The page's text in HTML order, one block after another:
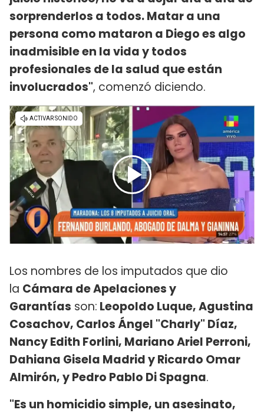
sorprenderlos a todos. Matar a una
persona como mataron a Diego es algo
inadmisible en la vida y todos
profesionales de la salud que están
involucrados", comenzó diciendo.
Los nombres de los imputados que dio
la Cámara de Apelaciones y
Garantías son: Leopoldo Luque, Agustina
Cosachov, Carlos Ángel "Charly" Díaz,
Nancy Edith Forlini, Mariano Ariel Perroni,
Dahiana Gisela Madrid y Ricardo Omar
Almirón, y Pedro Pablo Di Spagna.
"Es un homicidio simple, un asesinato,